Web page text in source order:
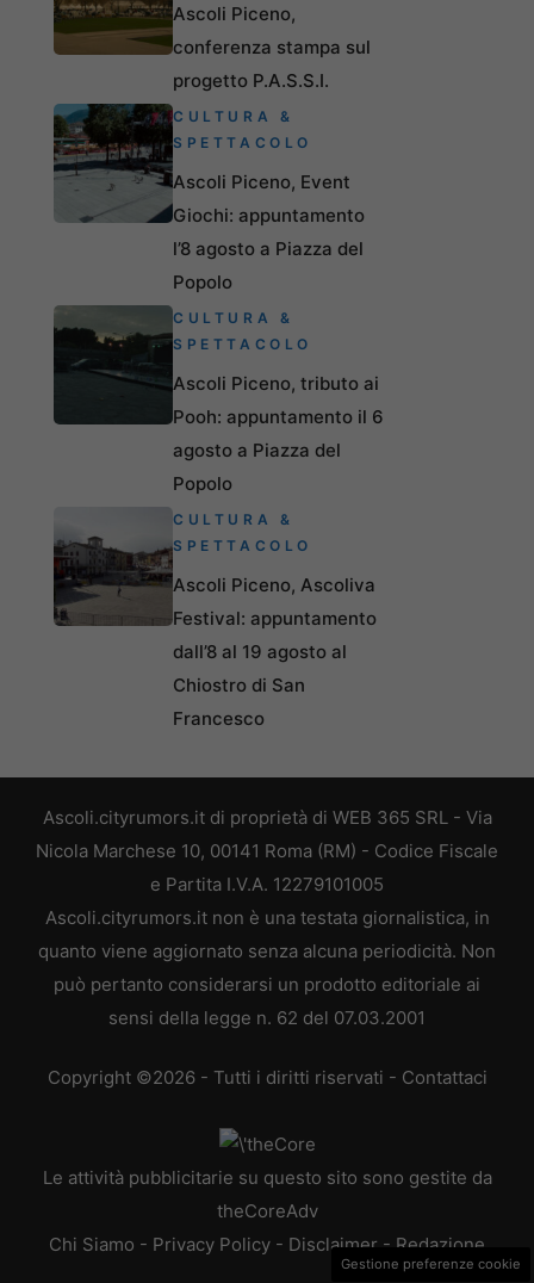
Ascoli Piceno,
conferenza stampa sul
progetto P.A.S.S.I.
CULTURA &
SPETTACOLO
Ascoli Piceno, Event
Giochi: appuntamento
l’8 agosto a Piazza del
Popolo
CULTURA &
SPETTACOLO
Ascoli Piceno, tributo ai
Pooh: appuntamento il 6
agosto a Piazza del
Popolo
CULTURA &
SPETTACOLO
Ascoli Piceno, Ascoliva
Festival: appuntamento
dall’8 al 19 agosto al
Chiostro di San
Francesco
Ascoli.cityrumors.it di proprietà di WEB 365 SRL - Via
Nicola Marchese 10, 00141 Roma (RM) - Codice Fiscale
e Partita I.V.A. 12279101005
Ascoli.cityrumors.it non è una testata giornalistica, in
quanto viene aggiornato senza alcuna periodicità. Non
può pertanto considerarsi un prodotto editoriale ai
sensi della legge n. 62 del 07.03.2001
Copyright ©2026 - Tutti i diritti riservati - Contattaci
Le attività pubblicitarie su questo sito sono gestite da
theCoreAdv
Chi Siamo - Privacy Policy - Disclaimer - Redazione
Gestione preferenze cookie